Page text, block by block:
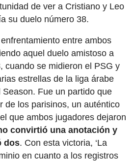
de ver a Cristiano y Leo
su duelo número 38.
entre ambos
aquel duelo amistoso a
cuando se midieron el PSG y
estrellas de la liga árabe
Fue un partido que
de los parisinos, un auténtico
que ambos jugadores dejaron
convirtió una anotación y
dos. Con esta victoria, ‘La
en cuanto a los registros